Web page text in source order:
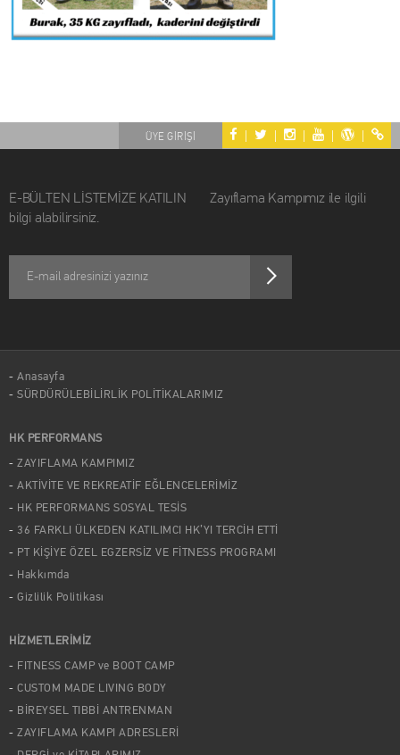
| | | | |
ÜYE GİRİŞİ
E-BÜLTEN LİSTEMİZE KATILIN Zayıflama Kampımız ile ilgili
bilgi alabilirsiniz.
Anasayfa
SÜRDÜRÜLEBİLİRLİK POLİTİKALARIMIZ
HK PERFORMANS
ZAYIFLAMA KAMPIMIZ
AKTİVİTE VE REKREATİF EĞLENCELERİMİZ
HK PERFORMANS SOSYAL TESİS
36 FARKLI ÜLKEDEN KATILIMCI HK’YI TERCİH ETTİ
PT KİŞİYE ÖZEL EGZERSİZ VE FİTNESS PROGRAMI
Hakkımda
Gizlilik Politikası
HİZMETLERİMİZ
FITNESS CAMP ve BOOT CAMP
CUSTOM MADE LIVING BODY
BİREYSEL TIBBİ ANTRENMAN
ZAYIFLAMA KAMPI ADRESLERİ